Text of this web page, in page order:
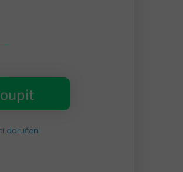
doručení